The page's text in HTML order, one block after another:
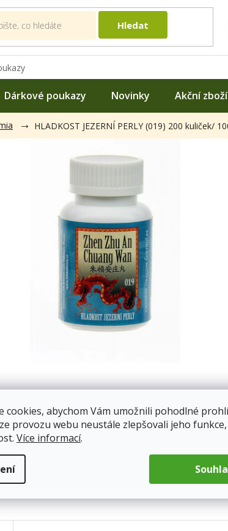
cookies, abychom Vám umožnili pohodlné
provozu webu neustále zlepšovali jeho
Více informací.
Hledat
Dárkové poukazy Novinky Akční zboží
HLADKOST JEZERNÍ PERLY (019) 200 kuliček/